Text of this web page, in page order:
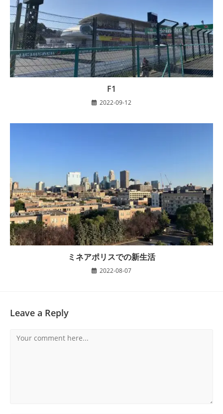
F1
2022-09-12
ミネアポリスでの新生活
2022-08-07
Leave a Reply
Comment